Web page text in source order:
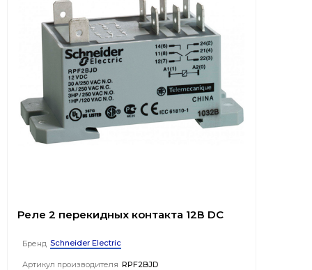
Реле 2 перекидных контакта 12В DC
Бренд Schneider Electric
Артикул производителя RPF2BJD